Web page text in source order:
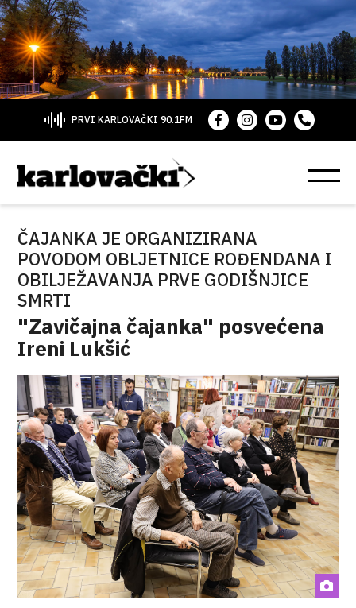
PRVI KARLOVAČKI 90.1FM
ČAJANKA JE ORGANIZIRANA
POVODOM OBLJETNICE ROĐENDANA I
OBILJEŽAVANJA PRVE GODIŠNJICE
SMRTI
"Zavičajna čajanka" posvećena
Ireni Lukšić